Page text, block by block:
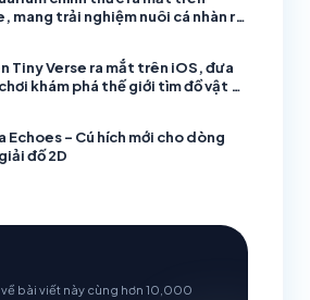
mang trải nghiệm nuôi cá nhàn rỗi
Tiny Verse ra mắt trên iOS, đưa
khám phá thế giới tìm đồ vật ẩn
Echoes – Cú hích mới cho dòng
đố 2D
về bài viết này cùng hơn 10,000